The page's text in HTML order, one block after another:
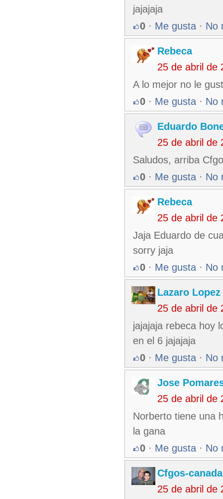
jajajaja
0 · Me gusta · No
Rebeca
25 de abril de
A lo mejor no le
0 · Me gusta · No
Eduardo
25 de abril de
Saludos, arriba
0 · Me gusta · No
Rebeca
25 de abril de
Jaja Eduardo de
sorry jaja
0 · Me gusta · No
Lazaro Lopez
25 de abril de
jajajaja rebeca hoy
en el 6 jajajaja
0 · Me gusta · No
Jose
25 de abril de
Norberto tiene una
la gana
0 · Me gusta · No
Cfgos-canada
25 de abril de